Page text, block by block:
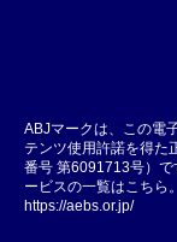
ABJマークは、この電
テンツ使用許諾を得た
番号 第6091713号）
ービスの一覧はこちら。
https://aebs.or.jp/